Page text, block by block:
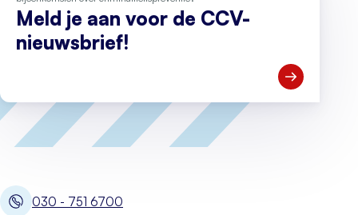
Meld je aan voor de CCV-
nieuwsbrief!
Open Meld
030 - 751 6700